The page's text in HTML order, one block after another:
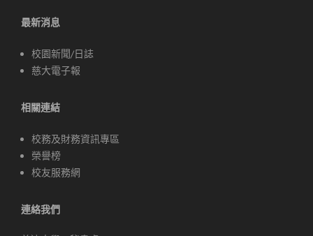
最新消息
校園新聞/日誌
慈大電子報
相關連結
校務及財務資訊專區
榮譽榜
校友服務網
連絡我們